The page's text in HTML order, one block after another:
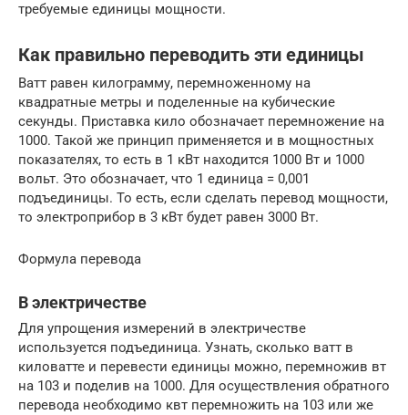
требуемые единицы мощности.
Как правильно переводить эти единицы
Ватт равен килограмму, перемноженному на
квадратные метры и поделенные на кубические
секунды. Приставка кило обозначает перемножение на
1000. Такой же принцип применяется и в мощностных
показателях, то есть в 1 кВт находится 1000 Вт и 1000
вольт. Это обозначает, что 1 единица = 0,001
подъединицы. То есть, если сделать перевод мощности,
то электроприбор в 3 кВт будет равен 3000 Вт.
Формула перевода
В электричестве
Для упрощения измерений в электричестве
используется подъединица. Узнать, сколько ватт в
киловатте и перевести единицы можно, перемножив вт
на 103 и поделив на 1000. Для осуществления обратного
перевода необходимо квт перемножить на 103 или же